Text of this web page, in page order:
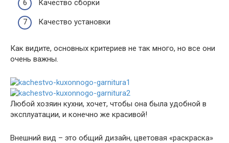
Качество сборки
Качество установки
Как видите, основных критериев не так много, но все они
очень важны.
Любой хозяин кухни, хочет, чтобы она была удобной в
эксплуатации, и конечно же красивой!
Внешний вид – это общий дизайн, цветовая «раскраска»